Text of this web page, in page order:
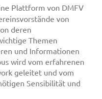
Plattform von DMFV
von
deren
Themen
und Informationen
wird vom erfahrenen
geleitet und vom
Sensibilität und